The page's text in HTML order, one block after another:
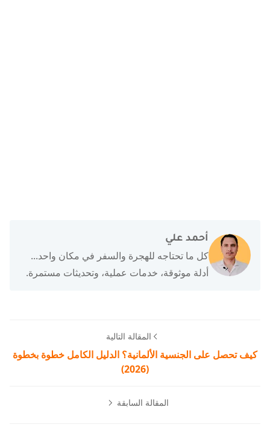
أحمد علي
كل ما تحتاجه للهجرة والسفر في مكان واحد...
أدلة موثوقة، خدمات عملية، وتحديثات مستمرة.
المقالة التالية
كيف تحصل على الجنسية الألمانية؟ الدليل الكامل خطوة بخطوة
(2026)
المقالة السابقة